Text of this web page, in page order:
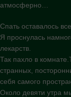
атмосферно…
Спать оставалось
Я проснулась
лекарств.
Так пахло в
странных,
себя самого
Около девяти утра